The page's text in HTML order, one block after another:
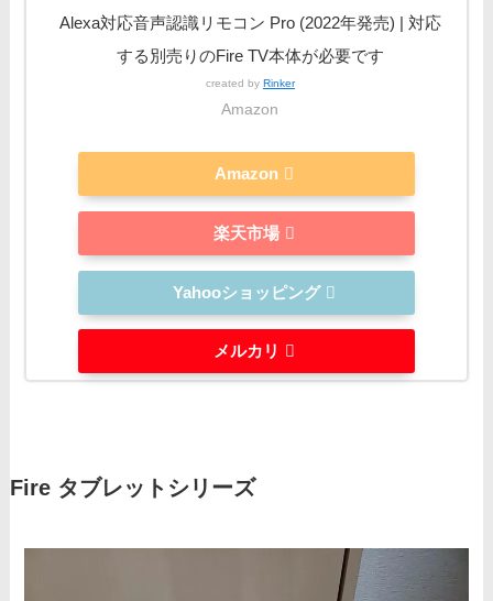
Alexa対応音声認識リモコン Pro (2022年発売) | 対応
する別売りのFire TV本体が必要です
created by Rinker
Amazon
Amazon
楽天市場
Yahooショッピング
メルカリ
Fire タブレットシリーズ